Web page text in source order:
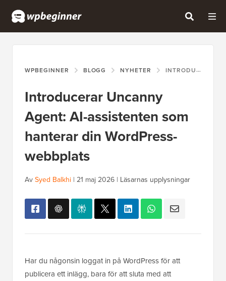
WPBEGINNER BLOGG NYHETER INTRODUCERAR UNCANNY AGENT: AI-ASSISTENTEN SOM HANTERAR DIN WORDPRESS-WEBBPLATS
Introducerar Uncanny
Agent: AI-assistenten som
hanterar din WordPress-
webbplats
AvSyed Balkhi | 21 maj 2026 | Läsarnas upplysningar
Har du någonsin loggat in på WordPress för att
publicera ett inlägg, bara för att sluta med att